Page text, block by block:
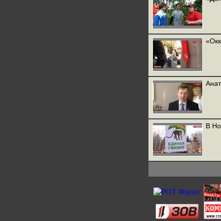
В